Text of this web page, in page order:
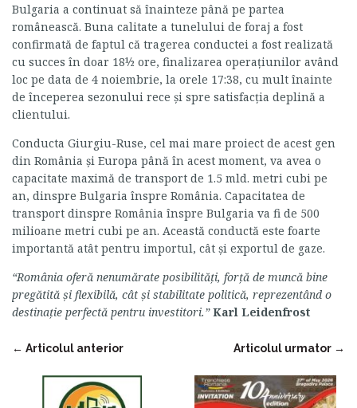
Bulgaria a continuat să înainteze până pe partea
românească. Buna calitate a tunelului de foraj a fost
confirmată de faptul că tragerea conductei a fost realizată
cu succes în doar 18½ ore, finalizarea operaţiunilor având
loc pe data de 4 noiembrie, la orele 17:38, cu mult înainte
de începerea sezonului rece şi spre satisfacţia deplină a
clientului.
Conducta Giurgiu-Ruse, cel mai mare proiect de acest gen
din România şi Europa până în acest moment, va avea o
capacitate maximă de transport de 1.5 mld. metri cubi pe
an, dinspre Bulgaria înspre România. Capacitatea de
transport dinspre România înspre Bulgaria va fi de 500
milioane metri cubi pe an. Această conductă este foarte
importantă atât pentru importul, cât şi exportul de gaze.
“România oferă nenumărate posibilităţi, forţă de muncă bine
pregătită şi flexibilă, cât şi stabilitate politică, reprezentând o
destinaţie perfectă pentru investitori.”Karl Leidenfrost
← Articolul anterior Articolul urmator →